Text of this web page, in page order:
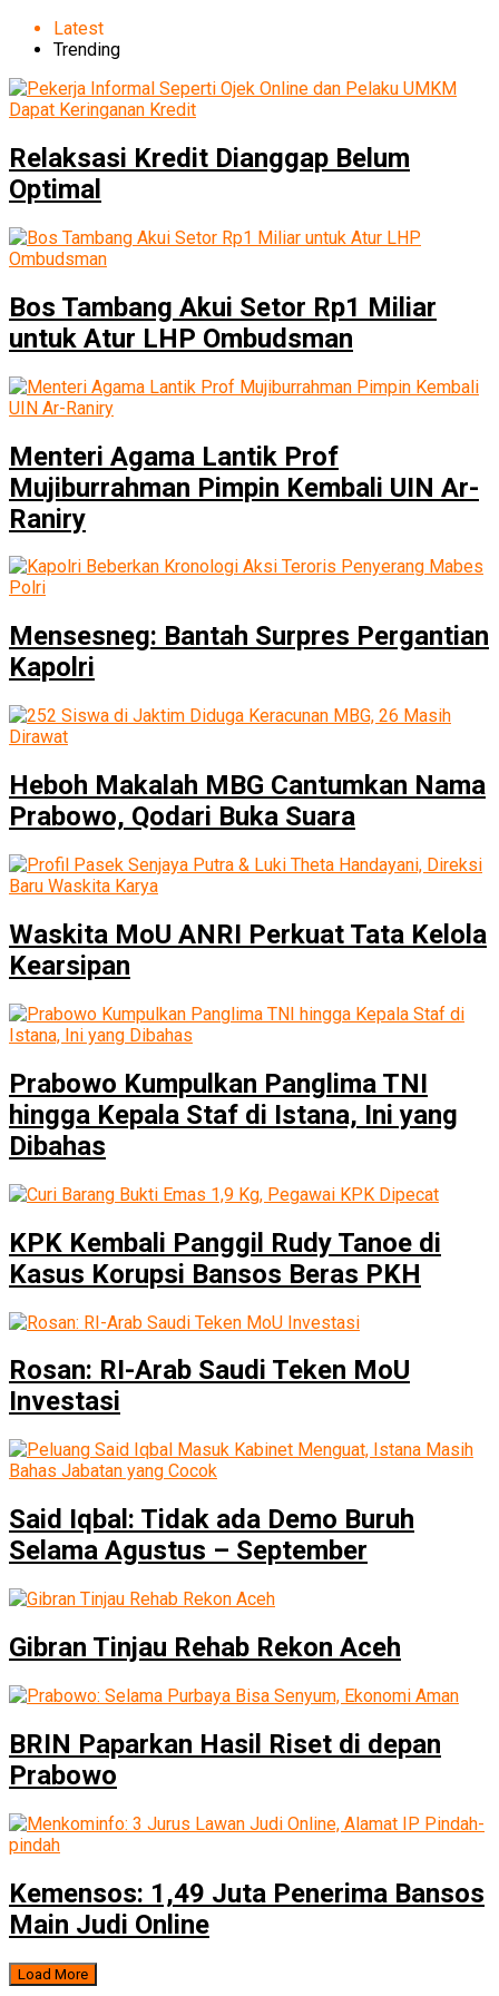
Latest
Trending
Relaksasi Kredit Dianggap Belum
Optimal
Bos Tambang Akui Setor Rp1 Miliar
untuk Atur LHP Ombudsman
Menteri Agama Lantik Prof
Mujiburrahman Pimpin Kembali UIN Ar-
Raniry
Mensesneg: Bantah Surpres Pergantian
Kapolri
Heboh Makalah MBG Cantumkan Nama
Prabowo, Qodari Buka Suara
Waskita MoU ANRI Perkuat Tata Kelola
Kearsipan
Prabowo Kumpulkan Panglima TNI
hingga Kepala Staf di Istana, Ini yang
Dibahas
KPK Kembali Panggil Rudy Tanoe di
Kasus Korupsi Bansos Beras PKH
Rosan: RI-Arab Saudi Teken MoU
Investasi
Said Iqbal: Tidak ada Demo Buruh
Selama Agustus – September
Gibran Tinjau Rehab Rekon Aceh
BRIN Paparkan Hasil Riset di depan
Prabowo
Kemensos: 1,49 Juta Penerima Bansos
Main Judi Online
Load More